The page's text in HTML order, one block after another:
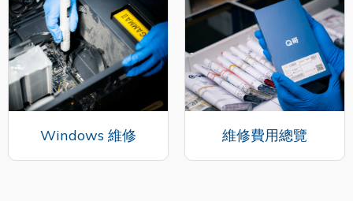
Windows 維修 維修費用總覽